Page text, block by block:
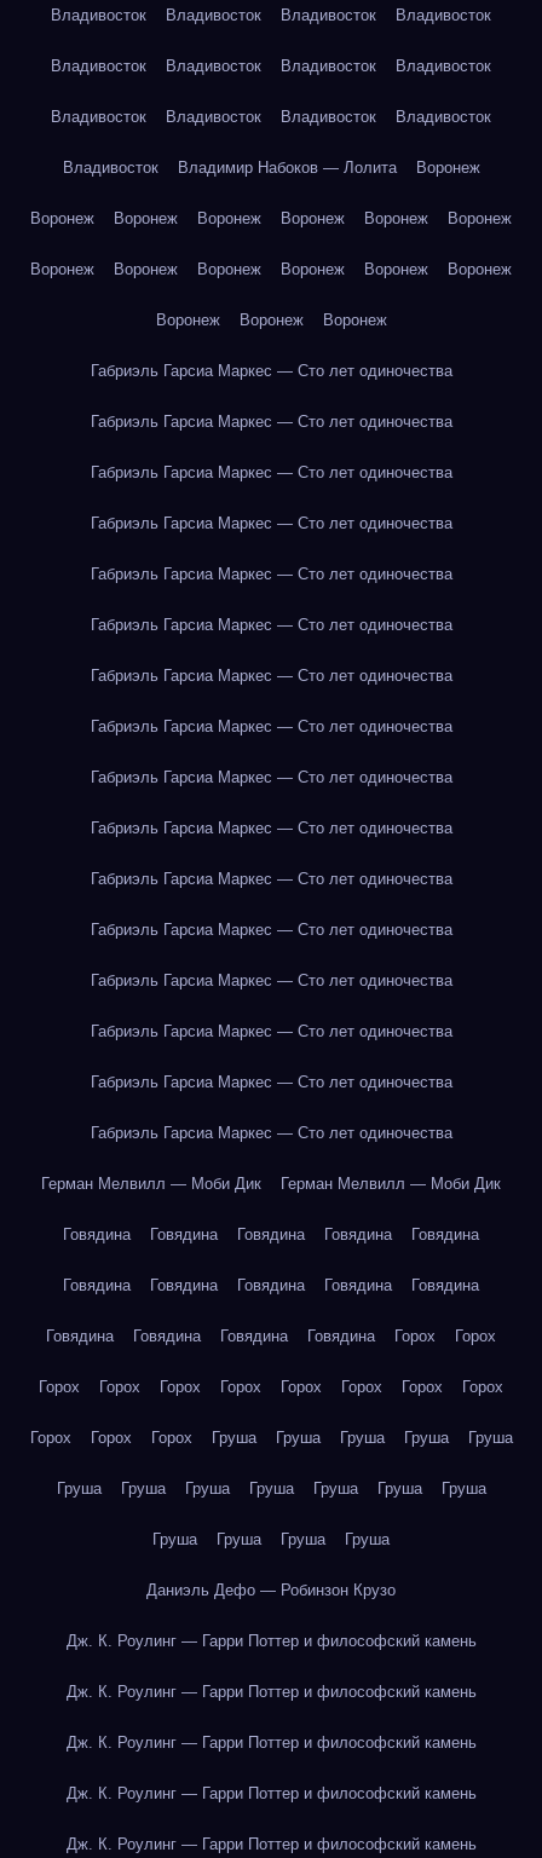
Владивосток Владивосток Владивосток Владивосток
Владивосток Владивосток Владивосток Владивосток
Владивосток Владивосток Владивосток Владивосток
Владивосток Владимир Набоков — Лолита Воронеж
Воронеж Воронеж Воронеж Воронеж Воронеж Воронеж
Воронеж Воронеж Воронеж Воронеж Воронеж Воронеж
Воронеж Воронеж Воронеж
Габриэль Гарсиа Маркес — Сто лет одиночества
Габриэль Гарсиа Маркес — Сто лет одиночества
Габриэль Гарсиа Маркес — Сто лет одиночества
Габриэль Гарсиа Маркес — Сто лет одиночества
Габриэль Гарсиа Маркес — Сто лет одиночества
Габриэль Гарсиа Маркес — Сто лет одиночества
Габриэль Гарсиа Маркес — Сто лет одиночества
Габриэль Гарсиа Маркес — Сто лет одиночества
Габриэль Гарсиа Маркес — Сто лет одиночества
Габриэль Гарсиа Маркес — Сто лет одиночества
Габриэль Гарсиа Маркес — Сто лет одиночества
Габриэль Гарсиа Маркес — Сто лет одиночества
Габриэль Гарсиа Маркес — Сто лет одиночества
Габриэль Гарсиа Маркес — Сто лет одиночества
Габриэль Гарсиа Маркес — Сто лет одиночества
Габриэль Гарсиа Маркес — Сто лет одиночества
Герман Мелвилл — Моби Дик Герман Мелвилл — Моби Дик
Говядина Говядина Говядина Говядина Говядина
Говядина Говядина Говядина Говядина Говядина
Говядина Говядина Говядина Говядина Горох Горох
Горох Горох Горох Горох Горох Горох Горох Горох
Горох Горох Горох Груша Груша Груша Груша Груша
Груша Груша Груша Груша Груша Груша Груша
Груша Груша Груша Груша
Даниэль Дефо — Робинзон Крузо
Дж. К. Роулинг — Гарри Поттер и философский камень
Дж. К. Роулинг — Гарри Поттер и философский камень
Дж. К. Роулинг — Гарри Поттер и философский камень
Дж. К. Роулинг — Гарри Поттер и философский камень
Дж. К. Роулинг — Гарри Поттер и философский камень